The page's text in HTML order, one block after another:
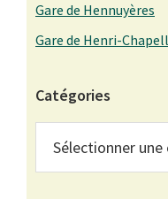
Gare de Hennuyères
Gare de Henri-
Catégories